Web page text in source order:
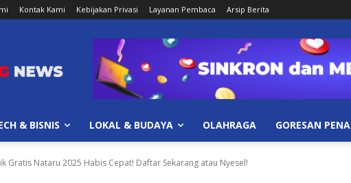
Kontak Kami Kebijakan Privasi Layanan Pembaca Arsip Berita
& BISNIS LOKAL & BUDAYA OLAHRAGA GORESAN PENA
Gratis Nataru 2025 Habis Cepat! Daftar Sekarang atau Nyesel!